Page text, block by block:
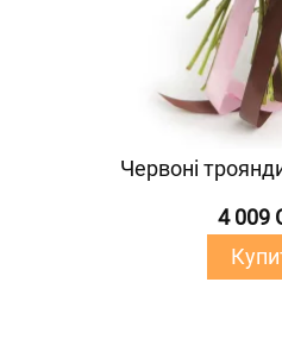
Червоні
4 009